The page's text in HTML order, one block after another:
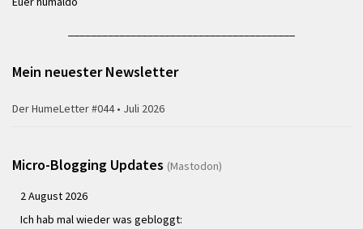
Mein neuester Newsletter
Der HumeLetter #044 • Juli 2026
Micro-Blogging Updates (Mastodon)
2 August 2026
Ich hab mal wieder was gebloggt: